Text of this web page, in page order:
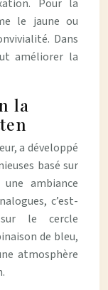
Pour la
le jaune ou
Dans
améliorer la
la
a développé
basé sur
ambiance
c’est-
le cercle
de bleu,
atmosphère